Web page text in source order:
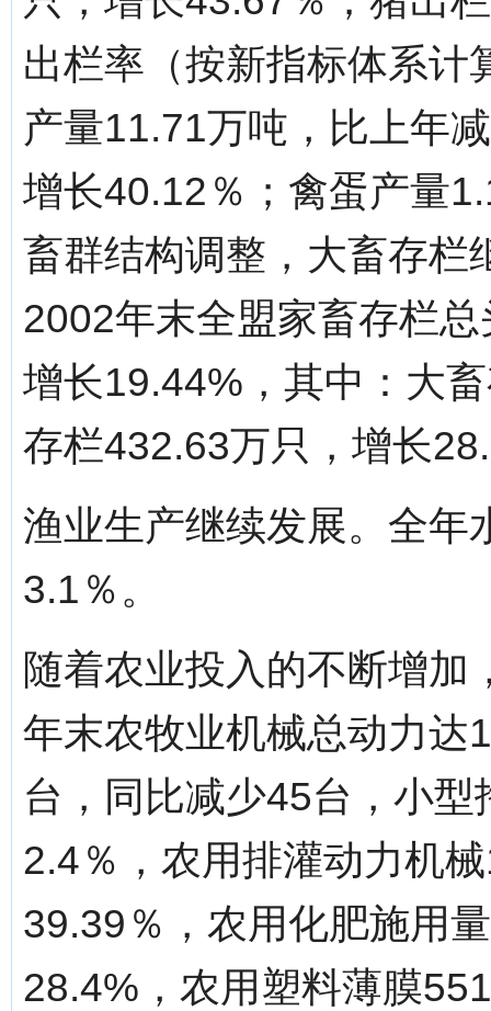
出栏率（按新指标体系计
产量11.71万吨，比上年
增长40.12％；禽蛋产量
畜群结构调整，大畜存栏
2002年末全盟家畜存栏
增长19.44%，其中：大
存栏432.63万只，增长
渔业生产继续发展。全年
3.1％。
随着农业投入的不断增加
年末农牧业机械总动力达
台，同比减少45台，小
2.4％，农用排灌动力机
39.39％，农用化肥施用
28.4%，农用塑料薄膜